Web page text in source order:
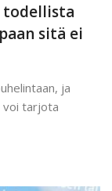
todellista
sitä ei
ja
voi tarjota